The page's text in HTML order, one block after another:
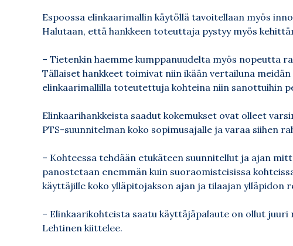
Espoossa elinkaarimallin käytöllä tavoitellaan myös
Halutaan, että hankkeen toteuttaja pystyy myös
– Tietenkin haemme kumppanuudelta myös nopeutta
Tällaiset hankkeet toimivat niin ikään vertailuna
elinkaarimallilla toteutettuja kohteina niin sanottuihin
Elinkaarihankkeista saadut kokemukset ovat olleet
PTS-suunnitelman koko sopimusajalle ja varaa siihen
– Kohteessa tehdään etukäteen suunnitellut ja ajan
panostetaan enemmän kuin suoraomisteisissa
käyttäjille koko ylläpitojakson ajan ja tilaajan ylläpidon
– Elinkaarikohteista saatu käyttäjäpalaute on ollut juuri
Lehtinen kiittelee.